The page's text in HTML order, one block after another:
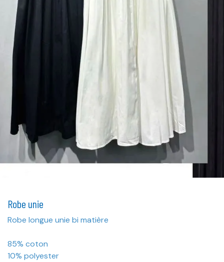
Robe unie
Robe longue unie bi matière
85% coton
10% polyester